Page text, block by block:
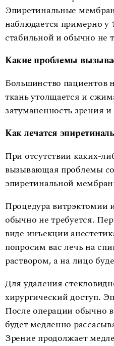
Эпиретинальные
наблюдается примерно у
стабильной и обычно не
Какие проблемы
Большинство пациентов
ткань утолщается и
затуманенность зрения
Как лечатся
При отсутствии каких-
вызывающая проблемы
эпиретинальной
Процедура витрэктомии
обычно не требуется.
виде инъекции
попросим вас лечь на
раствором, а на лицо
Для удаления
хирургический доступ.
После операции обычно
будет медленно
Зрение продолжает